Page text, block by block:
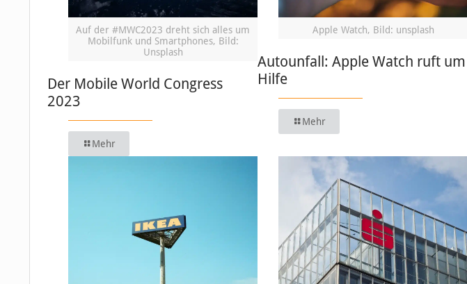
Auf der #MWC2023 dreht sich alles um
Mobilfunk und Smartphones, Bild:
Unsplash
Der Mobile World Congress
2023
Mehr
Apple Watch, Bild: unsplash
Autounfall: Apple Watch ruft um
Hilfe
Mehr